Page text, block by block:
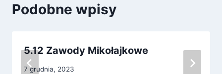
Podobne wpisy
5.12 Zawody Mikołajkowe
7 grudnia, 2023